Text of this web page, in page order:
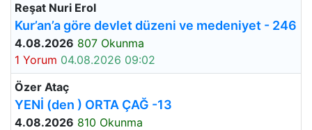
Reşat Nuri Erol
Kur’an’a göre devlet düzeni ve medeniyet - 246
4.08.2026 807 Okunma
1 Yorum 04.08.2026 09:02
Özer Ataç
YENİ (den ) ORTA ÇAĞ -13
4.08.2026 810 Okunma